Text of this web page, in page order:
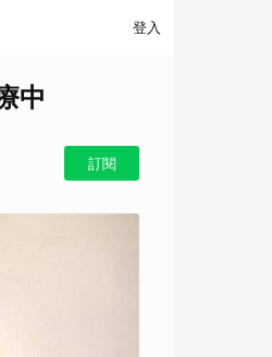
登入
中
訂閱